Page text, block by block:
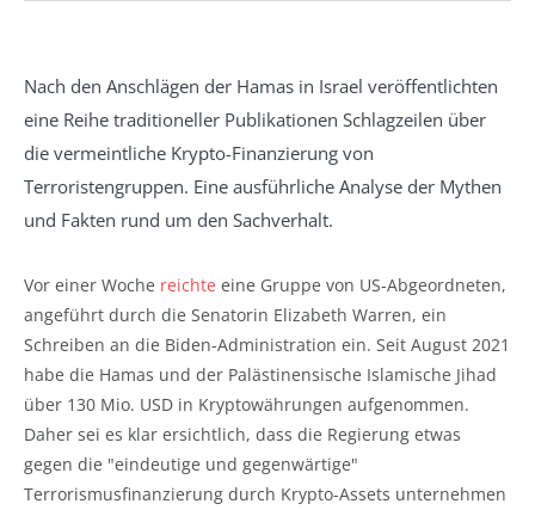
Nach den Anschlägen der Hamas in Israel veröffentlichten
eine Reihe traditioneller Publikationen Schlagzeilen über
die vermeintliche Krypto-Finanzierung von
Terroristengruppen. Eine ausführliche Analyse der Mythen
und Fakten rund um den Sachverhalt.
Vor einer Woche reichte eine Gruppe von US-Abgeordneten,
angeführt durch die Senatorin Elizabeth Warren, ein
Schreiben an die Biden-Administration ein. Seit August 2021
habe die Hamas und der Palästinensische Islamische Jihad
über 130 Mio. USD in Kryptowährungen aufgenommen.
Daher sei es klar ersichtlich, dass die Regierung etwas
gegen die "eindeutige und gegenwärtige"
Terrorismusfinanzierung durch Krypto-Assets unternehmen